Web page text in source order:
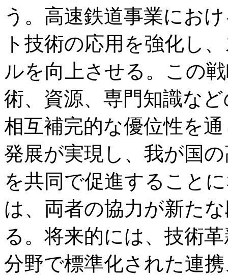
う。高速鉄道事業にお
ト技術の応用を強化し
ルを向上させる。この
術、資源、専門知識な
相互補完的な優位性を
発展が実現し、我が国
を共同で促進すること
は、両者の協力が新た
る。将来的には、技術
分野で標準化された連